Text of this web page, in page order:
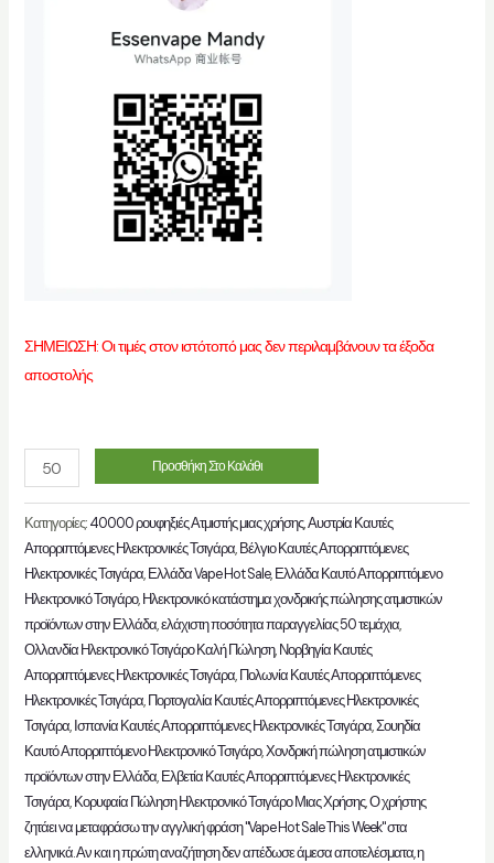
ΣΗΜΕΙΩΣΗ: Οι τιμές στον ιστότοπό μας δεν περιλαμβάνουν τα έξοδα
αποστολής
ποσότητα Προσθήκη Στο Καλάθι
Κατηγορίες:40000 ρουφηξιές Ατμιστής μιας χρήσης,Αυστρία Καυτές
Απορριπτόμενες Ηλεκτρονικές Τσιγάρα, Βέλγιο Καυτές Απορριπτόμενες
Ηλεκτρονικές Τσιγάρα, Ελλάδα Vape Hot Sale, Ελλάδα Καυτό Απορριπτόμενο
Ηλεκτρονικό Τσιγάρο, Ηλεκτρονικό κατάστημα χονδρικής πώλησης ατμιστικών
προϊόντων στην Ελλάδα,ελάχιστη ποσότητα παραγγελίας 50 τεμάχια,
Ολλανδία Ηλεκτρονικό Τσιγάρο Καλή Πώληση, Νορβηγία Καυτές
Απορριπτόμενες Ηλεκτρονικές Τσιγάρα, Πολωνία Καυτές Απορριπτόμενες
Ηλεκτρονικές Τσιγάρα, Πορτογαλία Καυτές Απορριπτόμενες Ηλεκτρονικές
Τσιγάρα, Ισπανία Καυτές Απορριπτόμενες Ηλεκτρονικές Τσιγάρα,Σουηδία
Καυτό Απορριπτόμενο Ηλεκτρονικό Τσιγάρο,Χονδρική πώληση ατμιστικών
προϊόντων στην Ελλάδα, Ελβετία Καυτές Απορριπτόμενες Ηλεκτρονικές
Τσιγάρα, Κορυφαία Πώληση Ηλεκτρονικό Τσιγάρο Μιας Χρήσης,Ο χρήστης
ζητάει να μεταφράσω την αγγλική φράση "Vape Hot Sale This Week" στα
ελληνικά. Αν και η πρώτη αναζήτηση δεν απέδωσε άμεσα αποτελέσματα, η